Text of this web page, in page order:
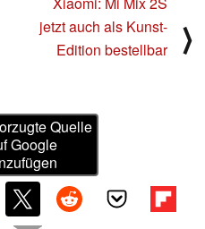
jetzt auch als Kunst-
Edition bestellbar
⟩
Quelle
Google